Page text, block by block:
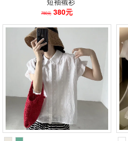
780元 380元